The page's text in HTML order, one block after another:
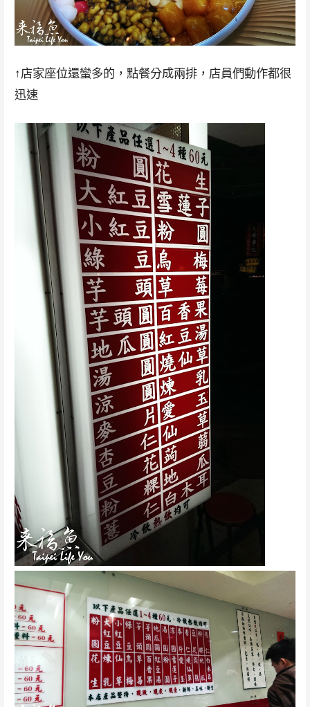
↑店家座位還蠻多的，點餐分成兩排，店員們動作都很
迅速